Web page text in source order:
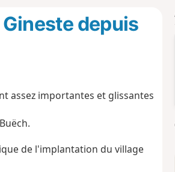
depuis
assez importantes et glissantes
de l'implantation du village